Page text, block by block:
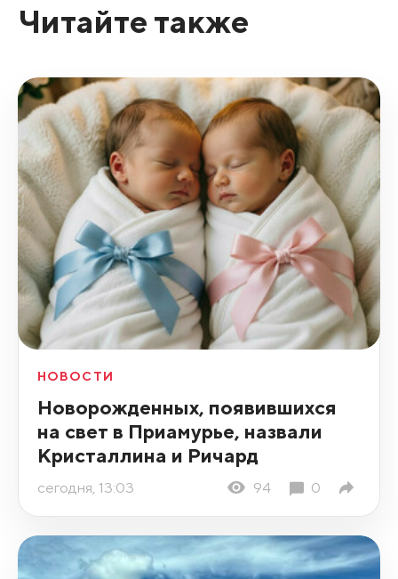
Читайте также
НОВОСТИ
Новорожденных, появившихся
на свет в Приамурье, назвали
Кристаллина и Ричард
сегодня, 13:03 94 0